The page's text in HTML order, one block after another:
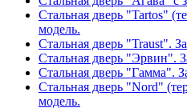
Стальная дверь "Tartos"
модель.
Стальная дверь "Traust".
Стальная дверь "Эрвин".
Стальная дверь "Гамма".
Стальная дверь "Nord"
модель.